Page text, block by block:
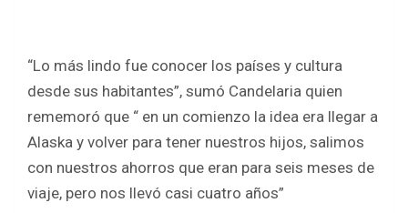
“Lo más lindo fue conocer los países y cultura
desde sus habitantes”, sumó Candelaria quien
rememoró que “ en un comienzo la idea era llegar a
Alaska y volver para tener nuestros hijos, salimos
con nuestros ahorros que eran para seis meses de
viaje, pero nos llevó casi cuatro años”